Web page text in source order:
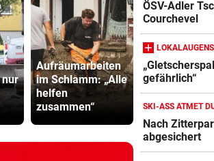
nur
Aufräumarbeiten
im Schlamm: „Alle
helfen
zusammen“
„Einfach
kindisch“:
Tour de
Femmes
ÖSV-Adler
Courchevel
gefährlich“
SKI-ASS ATMET
Nach
abgesichert
Crosstrainer
E-Bike
ZUM VERGLEICH
Elektro-
ZUM
Ergometer